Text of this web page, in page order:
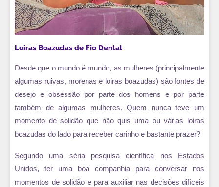
Loiras Boazudas de Fio Dental
Desde que o mundo é mundo, as mulheres (principalmente
algumas ruivas, morenas e loiras boazudas) são fontes de
desejo e obsessão por parte dos homens e por parte
também de algumas mulheres. Quem nunca teve um
momento de solidão que não quis uma ou várias loiras
boazudas do lado para receber carinho e bastante prazer?
Segundo uma séria pesquisa científica nos Estados
Unidos, ter uma boa companhia para conversar nos
momentos de solidão e para auxiliar nas decisões difíceis